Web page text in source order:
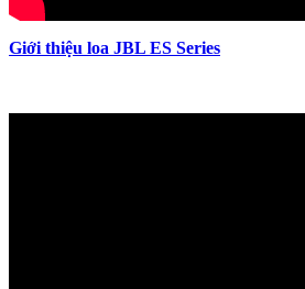
Giới thiệu loa JBL ES Series